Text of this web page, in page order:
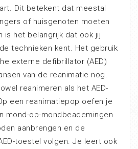
Dit betekent dat meestal
of huisgenoten moeten
is het belangrijk dat ook jij
technieken kent. Het gebruik
externe defibrillator (AED)
van de reanimatie nog.
reanimeren als het AED-
een reanimatiepop oefen je
mond-op-mondbeademingen
aanbrengen en de
toestel volgen. Je leert ook